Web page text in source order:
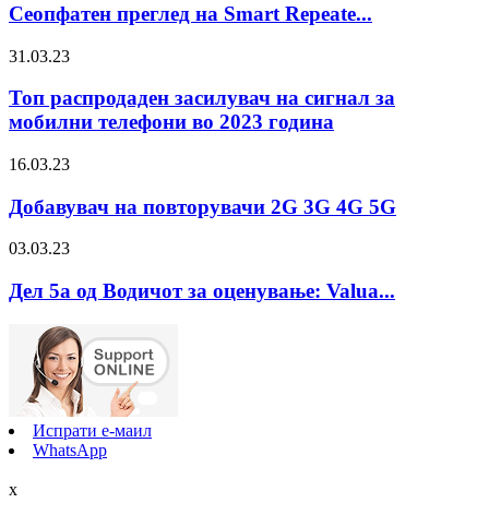
Сеопфатен преглед на Smart Repeate...
31.03.23
Топ распродаден засилувач на сигнал за
мобилни телефони во 2023 година
16.03.23
Добавувач на повторувачи 2G 3G 4G 5G
03.03.23
Дел 5а од Водичот за оценување: Valua...
Испрати е-маил
WhatsApp
x